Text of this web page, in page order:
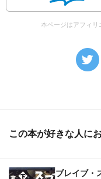
本ページはアフィリ
この本が好きな人に
ブレイブ・